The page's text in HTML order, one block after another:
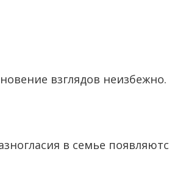
взглядов
в семье